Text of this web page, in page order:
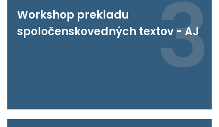
3
Workshop prekladu
spoločenskovedných textov - AJ